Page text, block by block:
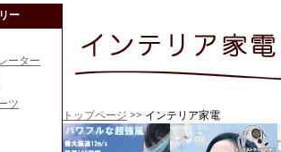
ー
ーター
ツ
トップページ >> インテリア家電